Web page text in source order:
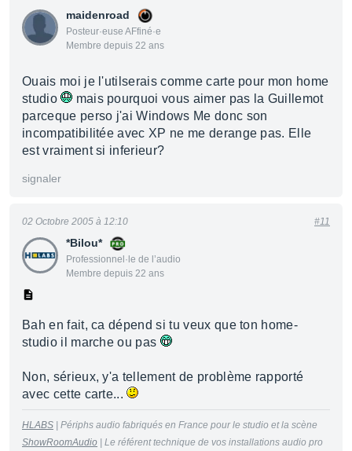
maidenroad
Posteur·euse AFfiné·e
Membre depuis 22 ans
Ouais moi je l'utilserais comme carte pour mon home
studio
mais pourquoi vous aimer pas la Guillemot
parceque perso j'ai Windows Me donc son
incompatibilitée avec XP ne me derange pas. Elle
est vraiment si inferieur?
signaler
*Bilou*
Professionnel·le de l’audio
Membre depuis 22 ans
02 Octobre 2005 à 12:10 #11
Bah en fait, ca dépend si tu veux que ton home-
studio il marche ou pas
Non, sérieux, y'a tellement de problème rapporté
avec cette carte...
HLABS | Périphs audio fabriqués en France pour le studio et la scène
ShowRoomAudio | Le référent technique de vos installations audio pro